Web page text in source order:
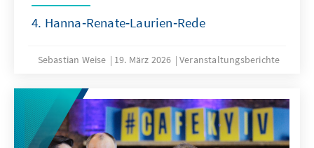
4. Hanna‑Renate‑Laurien‑Rede
Sebastian Weise 19. März 2026 Veranstaltungsberichte